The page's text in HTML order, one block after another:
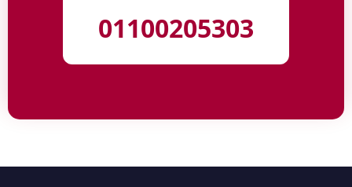
01100205303